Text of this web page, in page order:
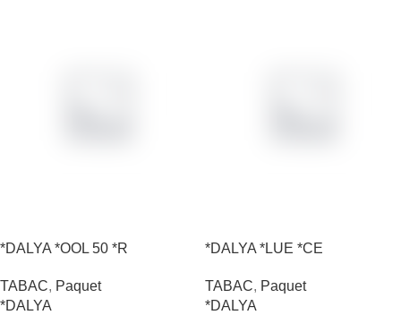
*DALYA *OOL 50 *R
TABAC, Paquet
*DALYA
*DALYA *LUE *CE
TABAC, Paquet
*DALYA